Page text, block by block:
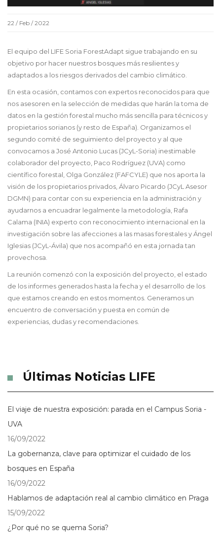
22 / Feb / 2022
El equipo del LIFE Soria ForestAdapt sigue trabajando en su
objetivo por hacer nuestros bosques más resilientes y
adaptados a los riesgos derivados del cambio climático.
En esta ocasión, contamos con expertos reconocidos para que
nos asesoren en la selección de medidas que harán la toma de
datos en la gestión forestal mucho más sencilla para técnicos y
propietarios sorianos (y resto de España). Organizamos el
segundo comité de seguimiento del proyecto y al que
convocamos a José Antonio Lucas (JCyL-Soria) inestimable
colaborador del proyecto, Paco Rodríguez (UVA) como
científico forestal, Olga González (FAFCYLE) que nos aporta la
visión de los propietarios privados, Álvaro Picardo (JCyL Asesor
DGMN) para contar con su experiencia en la administración y
ayudarnos a encuadrar legalmente la metodología, Rafa
Calama (INIA) experto con reconocimiento internacional en la
investigación sobre las afecciones a las masas forestales y Ángel
Iglesias (JCyL-Ávila) que nos acompañó en esta jornada tan
provechosa.
La reunión comenzó con la exposición del proyecto, el estado
de los informes generados hasta la fecha y el desarrollo de los
que estamos creando en estos momentos. Generamos un
encuentro de conversación y puesta en común de
experiencias, dudas y recomendaciones.
Últimas Noticias LIFE
El viaje de nuestra exposición: parada en el Campus Soria -
UVA
16/09/2022
La gobernanza, clave para optimizar el cuidado de los
bosques en España
16/09/2022
Hablamos de adaptación real al cambio climático en Praga
15/09/2022
¿Por qué no se quema Soria?